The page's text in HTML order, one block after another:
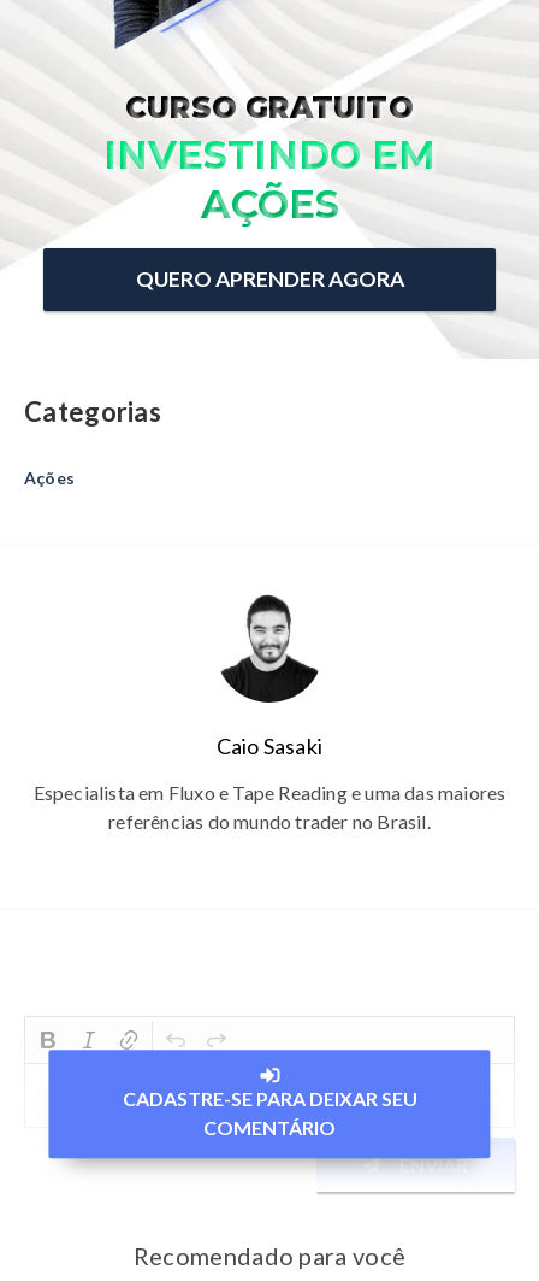
CURSO GRATUITO
INVESTINDO EM
AÇÕES
QUERO APRENDER AGORA
Categorias
Ações
Caio Sasaki
Especialista em Fluxo e Tape Reading e uma das maiores
referências do mundo trader no Brasil.
ENVIAR
CADASTRE-SE PARA DEIXAR SEU
COMENTÁRIO
Recomendado para você